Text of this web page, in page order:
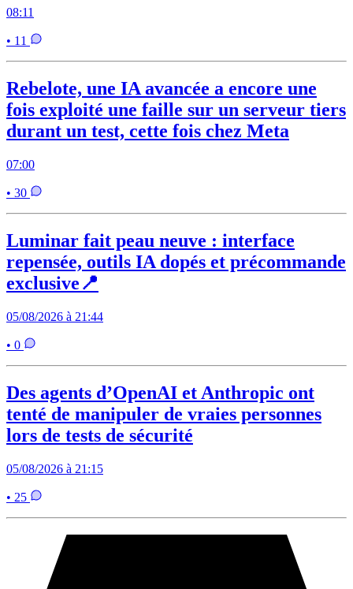
08:11
• 11
Rebelote, une IA avancée a encore une
fois exploité une faille sur un serveur tiers
durant un test, cette fois chez Meta
07:00
• 30
Luminar fait peau neuve : interface
repensée, outils IA dopés et précommande
exclusive📍
05/08/2026 à 21:44
• 0
Des agents d’OpenAI et Anthropic ont
tenté de manipuler de vraies personnes
lors de tests de sécurité
05/08/2026 à 21:15
• 25